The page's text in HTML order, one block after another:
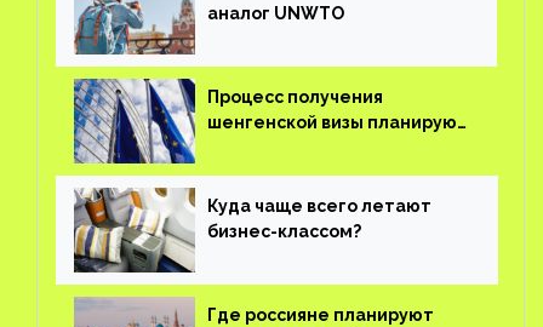
аналог UNWTO
Процесс получения
шенгенской визы планируют
Куда чаще всего летают
бизнес-классом?
Где россияне планируют